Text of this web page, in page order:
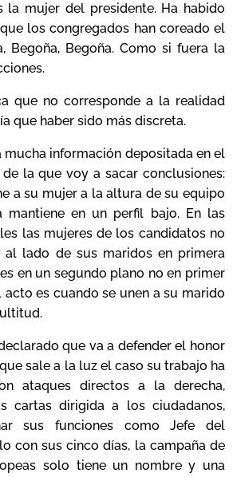
la mujer del presidente. Ha habido
los congregados han coreado el
Begoña, Begoña. Como si fuera la
que no corresponde a la realidad
que haber sido más discreta.
mucha información depositada en el
la que voy a sacar conclusiones:
a su mujer a la altura de su equipo
mantiene en un perfil bajo. En las
las mujeres de los candidatos no
al lado de sus maridos en primera
en un segundo plano no en primer
acto es cuando se unen a su marido
que va a defender el honor
sale a la luz el caso su trabajo ha
ataques directos a la derecha,
cartas dirigida a los ciudadanos,
sus funciones como Jefe del
con sus cinco días, la campaña de
solo tiene un nombre y una